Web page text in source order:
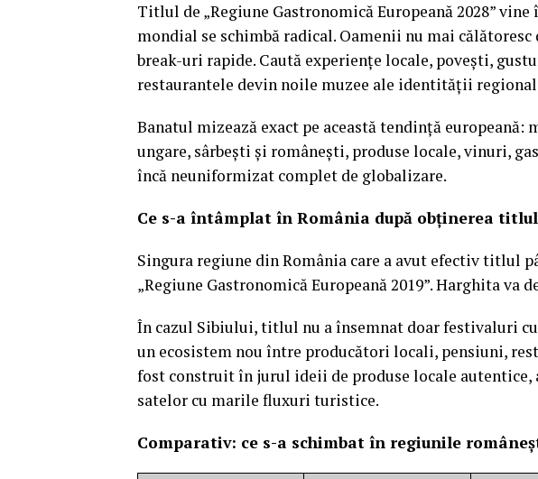
Titlul de „Regiune Gastronomică Europeană 2028”
mondial se schimbă radical. Oamenii nu mai
break-uri rapide. Caută experiențe locale, povești,
restaurantele devin noile muzee ale identității
Banatul mizează exact pe această tendință
ungare, sârbești și românești, produse locale, vinuri,
încă neuniformizat complet de globalizare.
Ce s-a întâmplat în România după obținerea
Singura regiune din România care a avut efectiv titlul
„Regiune Gastronomică Europeană 2019”. Harghita va
În cazul Sibiului, titlul nu a însemnat doar festivaluri
un ecosistem nou între producători locali, pensiuni,
fost construit în jurul ideii de produse locale
satelor cu marile fluxuri turistice.
Comparativ: ce s-a schimbat în regiunile